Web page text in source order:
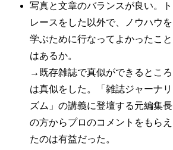
写真と文章のバランスが良い。ト
レースをした以外で、ノウハウを
学ぶために行なってよかったこと
はあるか。
→既存雑誌で真似ができるところ
は真似をした。「雑誌ジャーナリ
ズム」の講義に登壇する元編集長
の方からプロのコメントをもらえ
たのは有益だった。